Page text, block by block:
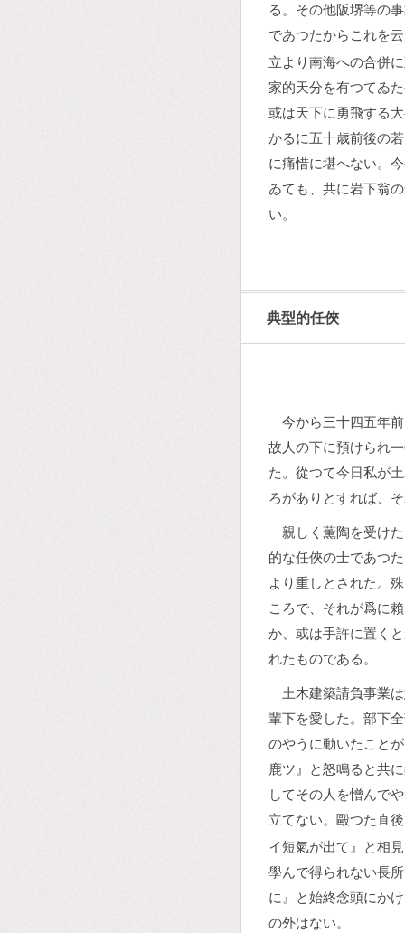
る。その他阪堺等の
であつたからこれを
立より南海への合併
家的天分を有つてゐ
或は天下に勇飛する
かるに五十歳前後の
に痛惜に堪へない。
ゐても、共に岩下翁
い。
典型的任俠
今から三十四五年
故人の下に預けられ
た。從つて今日私が
ろがありとすれば、
親しく薫陶を受け
的な任俠の士であつ
より重しとされた。
ころで、それが爲に
か、或は手許に置く
れたものである。
土木建築請負事業
輩下を愛した。部下
のやうに動いたこと
鹿ツ』と怒鳴ると共
してその人を憎んで
立てない。毆つた直
イ短氣が出て』と相
學んで得られない長
に』と始終念頭にか
の外はない。